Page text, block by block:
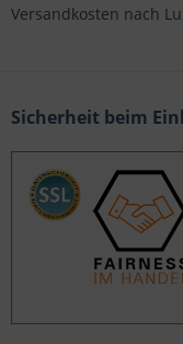
Versandkosten nach
Sicherheit beim